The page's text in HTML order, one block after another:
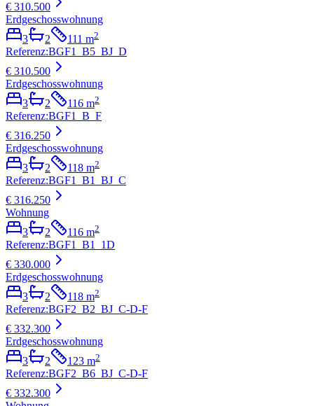
€ 310.500
Erdgeschosswohnung
3
2 111 m2
Referenz:BGF1_B5_BJ_D
€ 310.500
Erdgeschosswohnung
3
2 116 m2
Referenz:BGF1_B_F
€ 316.250
Erdgeschosswohnung
3
2 118 m2
Referenz:BGF1_B1_BJ_C
€ 316.250
Wohnung
3
2 116 m2
Referenz:BGF1_B1_1D
€ 330.000
Erdgeschosswohnung
3
2 118 m2
Referenz:BGF2_B2_BJ_C-D-F
€ 332.300
Erdgeschosswohnung
3
2 123 m2
Referenz:BGF2_B6_BJ_C-D-F
€ 332.300